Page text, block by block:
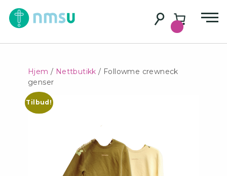
Hjem / Nettbutikk / Followme crewneck
genser
Tilbud!